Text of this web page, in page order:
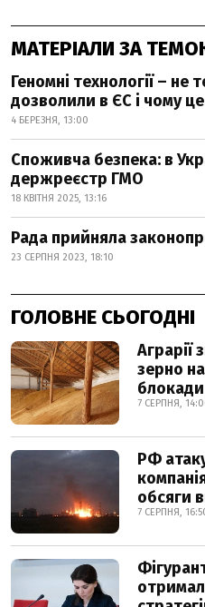
МАТЕРІАЛИ ЗА
Геномні технології –
дозволили в ЄС і чому
4 БЕРЕЗНЯ, 13:00
Споживча безпека: в
держреєстр ГМО
18 КВІТНЯ 2025, 13:16
Рада прийняла
23 СЕРПНЯ 2023, 18:10
ГОЛОВНЕ СЬОГОДНІ
Аграрії
зерно
блокади
7 СЕРПНЯ,
РФ
обсяги
7 СЕРПНЯ,